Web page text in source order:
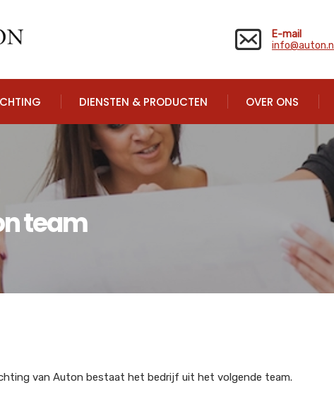
E-mail
info@auton.nl
DIENSTEN & PRODUCTEN OVER ONS
team
van Auton bestaat het bedrijf uit het volgende team.